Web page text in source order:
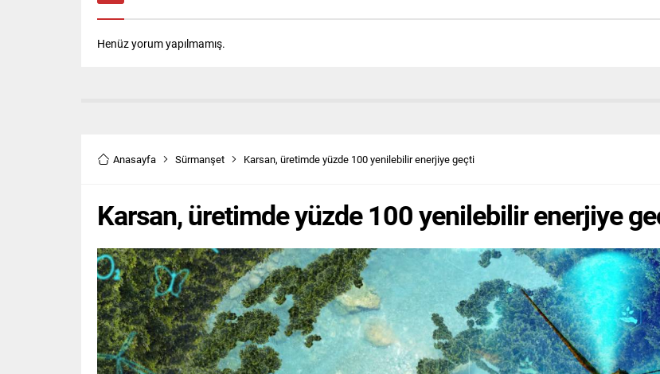
Henüz yorum yapılmamış.
Anasayfa Sürmanşet Karsan, üretimde yüzde 100 yenilebilir enerjiye geçti
Karsan, üretimde yüzde 100 yenilebilir enerjiye